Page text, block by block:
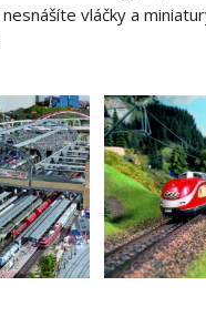
nesnášíte vláčky a